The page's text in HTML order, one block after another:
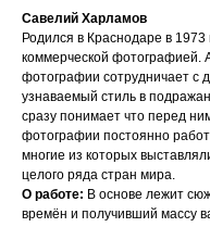
Савелий Харламов
Родился в Краснодаре в
коммерческой фотографией.
фотографии сотрудничает с
узнаваемый стиль в
сразу понимает что перед
фотографии постоянно
многие из которых
целого ряда стран мира.
О работе: В основе лежит
времён и получивший массу